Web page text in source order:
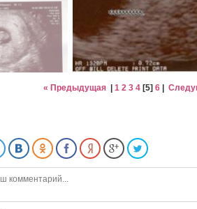
« Предыдущая 1 2 3 4 [5] 6